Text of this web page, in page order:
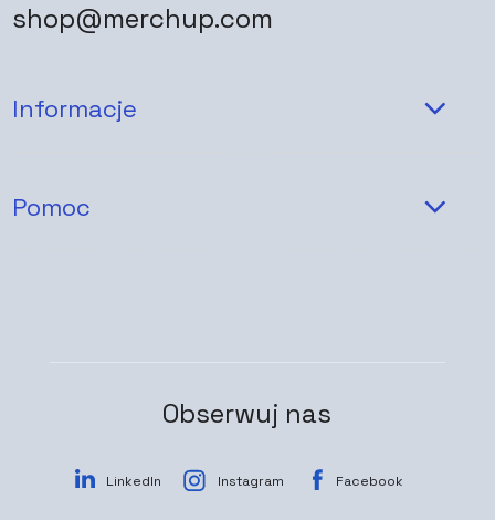
shop@merchup.com
Informacje
Pomoc
Obserwuj nas
LinkedIn Instagram Facebook